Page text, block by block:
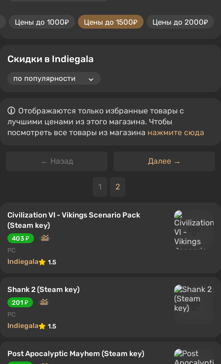
Цены до 1000₽ Цены до 1500₽ Цены до 2000₽
Скидки в Indiegala
Отображаются только избранные товары с
лучшими ценами из этого магазина. Чтобы
посмотреть все товары из магазина нажмите сюда
← Назад Далее →
1 2
Civilization VI - Vikings Scenario Pack
(Steam key)
403 ₽
PC
Indiegala 1.5
Shank 2 (Steam key)
201 ₽
PC
Indiegala 1.5
Post Apocalyptic Mayhem (Steam key)